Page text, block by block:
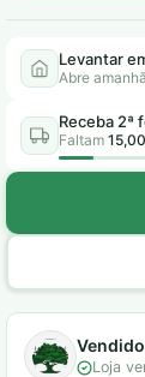
Levantar
Abre
Receba 2ª
Faltam
Loja